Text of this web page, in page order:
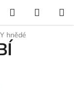
Hledat
KOŠÍK
hnědé